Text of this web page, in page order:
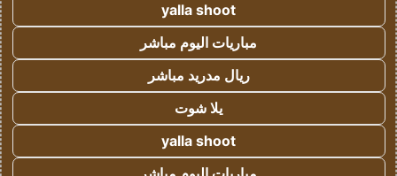
yalla shoot
مباريات اليوم مباشر
ريال مدريد مباشر
يلا شوت
yalla shoot